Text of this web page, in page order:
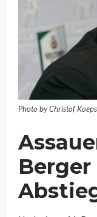
Photo by Christof